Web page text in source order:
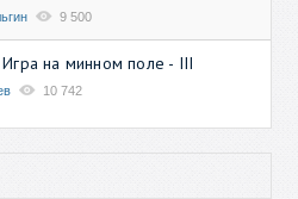
9 500
Игра на минном поле - III
10 742